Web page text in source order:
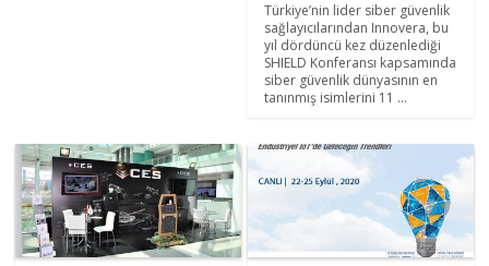
Türkiye’nin lider siber güvenlik
sağlayıcılarından Innovera, bu
yıl dördüncü kez düzenlediği
SHIELD Konferansı kapsamında
siber güvenlik dünyasının en
tanınmış isimlerini 11 ...